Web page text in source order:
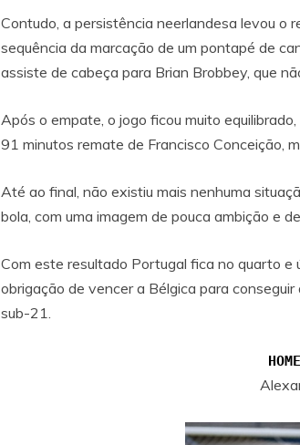
Contudo, a persistência neerlandesa levou o
sequência da marcação de um pontapé de
assiste de cabeça para Brian Brobbey, que
Após o empate, o jogo ficou muito
91 minutos remate de Francisco Conceição,
Até ao final, não existiu mais nenhuma
bola, com uma imagem de pouca ambição e
Com este resultado Portugal fica no quarto e
obrigação de vencer a Bélgica para
sub-21.